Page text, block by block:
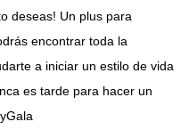
deseas! Un plus para
encontrar toda la
a iniciar un estilo de vida
es tarde para hacer un